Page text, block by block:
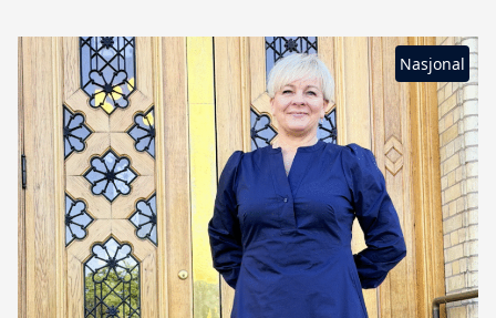
Nasjonal